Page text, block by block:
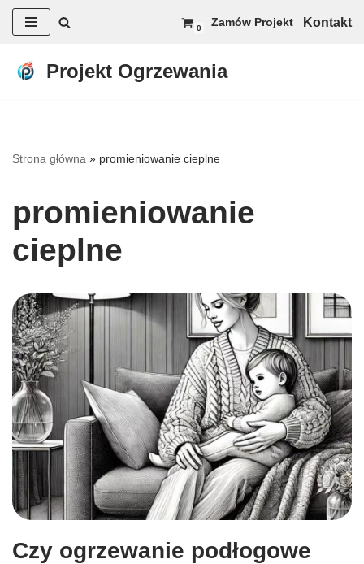
do
0 Zamów Projekt Kontakt
Projekt Ogrzewania
Strona główna » promieniowanie cieplne
promieniowanie
cieplne
Czy ogrzewanie podłogowe